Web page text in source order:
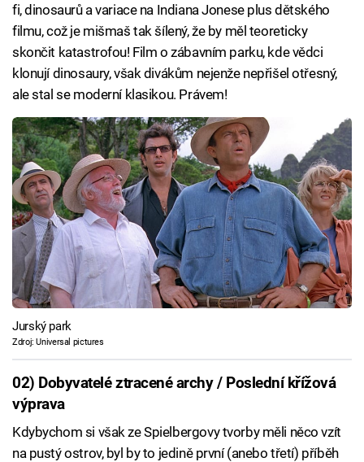
fi, dinosaurů a variace na Indiana Jonese plus dětského
filmu, což je mišmaš tak šílený, že by měl teoreticky
skončit katastrofou! Film o zábavním parku, kde vědci
klonují dinosaury, však divákům nejenže nepřišel otřesný,
ale stal se moderní klasikou. Právem!
Jurský park
Zdroj: Universal pictures
02) Dobyvatelé ztracené archy / Poslední křížová
výprava
Kdybychom si však ze Spielbergovy tvorby měli něco vzít
na pustý ostrov, byl by to jedině první (anebo třetí) příběh